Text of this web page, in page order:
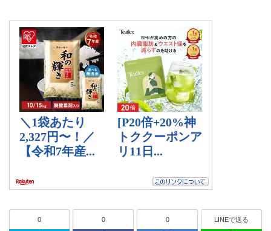
0 0 0 LINEで送る